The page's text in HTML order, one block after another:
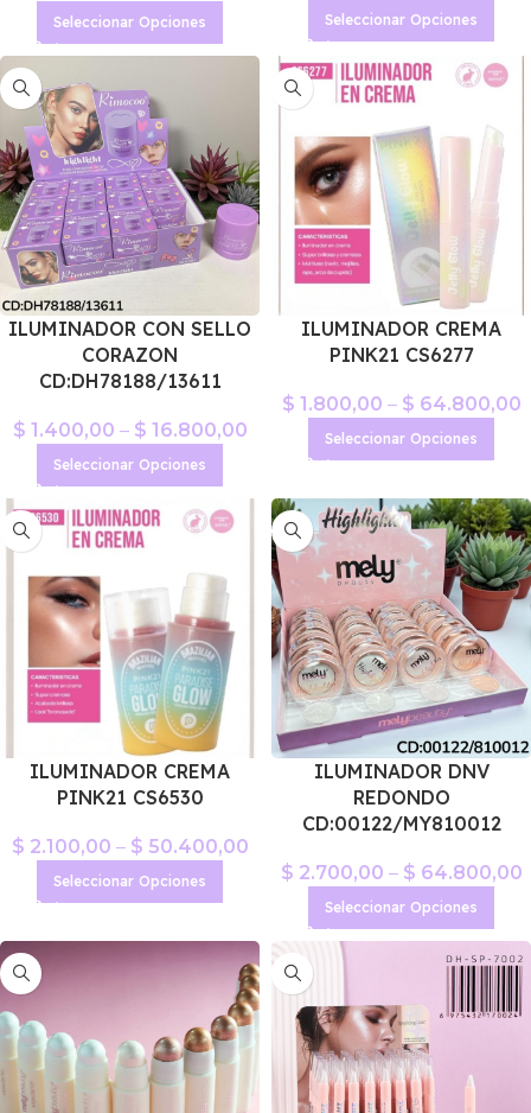
Seleccionar Opciones Seleccionar Opciones
ILUMINADOR CON SELLO
CORAZON
CD:DH78188/13611
$ 1.400,00 – $ 16.800,00
Seleccionar Opciones
ILUMINADOR CREMA
PINK21 CS6277
$ 1.800,00 – $ 64.800,00
Seleccionar Opciones
ILUMINADOR CREMA
PINK21 CS6530
$ 2.100,00 – $ 50.400,00
Seleccionar Opciones
ILUMINADOR DNV
REDONDO
CD:00122/MY810012
$ 2.700,00 – $ 64.800,00
Seleccionar Opciones